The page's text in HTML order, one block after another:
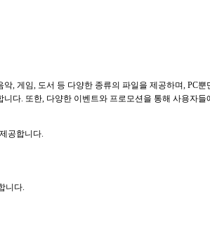
게임, 도서 등 다양한 종류의 파일을 제공하며, PC
다. 또한, 다양한 이벤트와 프로모션을 통해 사용자
공합니다.
니다.